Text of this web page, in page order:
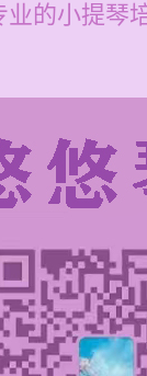
的小提琴